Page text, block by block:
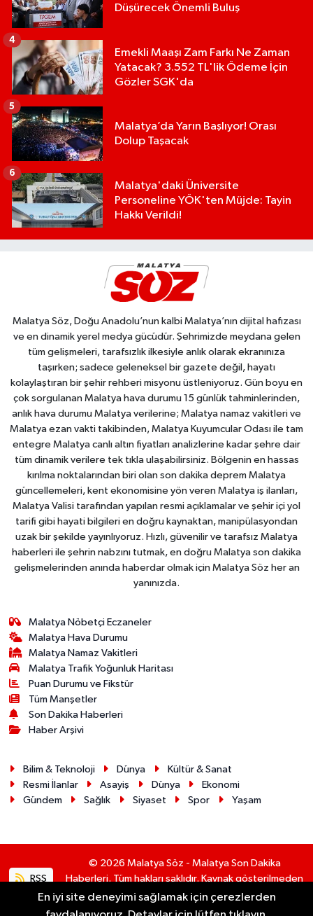
Düşürecek Önemli Buluş
Emekli Maaşı Zam Farkı Ne Zaman
Yatacak? 3.552 TL'lik Ödeme İçin
Gözler SGK'da
4
Malatya’da Yarın Başlıyor! Orası
Dolup Taşacak
5
Malatya'daki Üniversite
Personeline YÖK'ten Müjde: Tayin
Hakkı Verildi!
6
Malatya Söz, Doğu Anadolu’nun kalbi Malatya’nın dijital hafızası
ve en dinamik yerel medya gücüdür. Şehrimizde meydana gelen
tüm gelişmeleri, tarafsızlık ilkesiyle anlık olarak ekranınıza
taşırken; sadece geleneksel bir gazete değil, hayatı
kolaylaştıran bir şehir rehberi misyonu üstleniyoruz. Gün boyu en
çok sorgulanan Malatya hava durumu 15 günlük tahminlerinden,
anlık hava durumu Malatya verilerine; Malatya namaz vakitleri ve
Malatya ezan vakti takibinden, Malatya Kuyumcular Odası ile tam
entegre Malatya canlı altın fiyatları analizlerine kadar şehre dair
tüm dinamik verilere tek tıkla ulaşabilirsiniz. Bölgenin en hassas
kırılma noktalarından biri olan son dakika deprem Malatya
güncellemeleri, kent ekonomisine yön veren Malatya iş ilanları,
Malatya Valisi tarafından yapılan resmi açıklamalar ve şehir içi yol
tarifi gibi hayati bilgileri en doğru kaynaktan, manipülasyondan
uzak bir şekilde yayınlıyoruz. Hızlı, güvenilir ve tarafsız Malatya
haberleri ile şehrin nabzını tutmak, en doğru Malatya son dakika
gelişmelerinden anında haberdar olmak için Malatya Söz her an
yanınızda.
Malatya Nöbetçi Eczaneler
Malatya Hava Durumu
Malatya Namaz Vakitleri
Malatya Trafik Yoğunluk Haritası
Puan Durumu ve Fikstür
Tüm Manşetler
Son Dakika Haberleri
Haber Arşivi
Bilim & Teknoloji Dünya
Kültür & Sanat
Resmi İlanlar
Asayiş Dünya
Ekonomi
Gündem
Sağlık Siyaset Spor Yaşam
RSS
© 2026 Malatya Söz - Malatya Son Dakika
Haberleri. Tüm hakları saklıdır. Kaynak gösterilmeden
alıntı yapılamaz.
En iyi site deneyimi sağlamak için çerezlerden